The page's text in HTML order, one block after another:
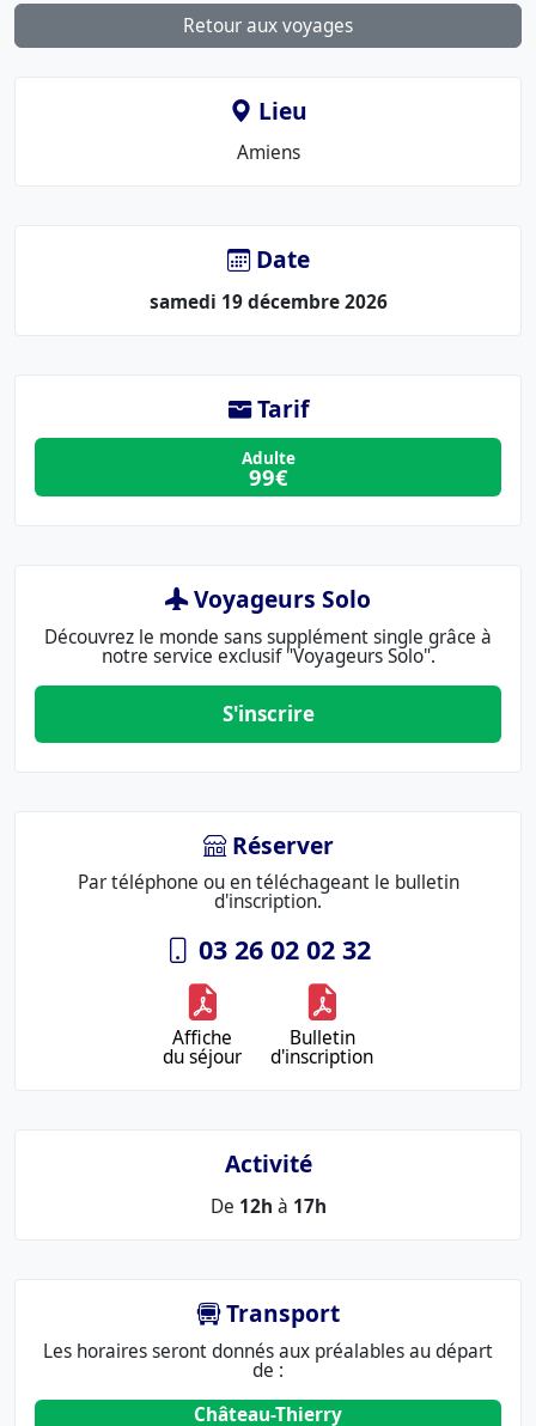
Retour aux voyages
Lieu
Le
Amiens
Date
samedi 19 décembre 2026
Tarif
Adulte
99€
Voyageurs Solo
Découvrez le monde sans supplément single grâce à
notre service exclusif "Voyageurs Solo".
S'inscrire
Réserver
Par téléphone ou en téléchageant le bulletin
d'inscription.
03 26 02 02 32
Affiche
du séjour
Bulletin
d'inscription
Activité
De 12h à 17h
Transport
Les horaires seront donnés aux préalables au départ
de :
Château-Thierry